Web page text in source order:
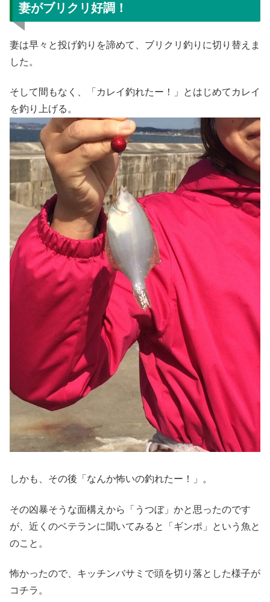
妻がブリクリ好調！
妻は早々と投げ釣りを諦めて、ブリクリ釣りに切り替えま
した。
そして間もなく、「カレイ釣れたー！」とはじめてカレイ
を釣り上げる。
しかも、その後「なんか怖いの釣れたー！」。
その凶暴そうな面構えから「うつぼ」かと思ったのです
が、近くのベテランに聞いてみると「ギンポ」という魚と
のこと。
怖かったので、キッチンバサミで頭を切り落とした様子が
コチラ。